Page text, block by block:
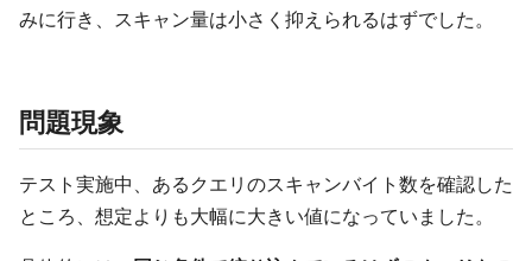
みに行き、スキャン量は小さく抑えられるはずでした。
問題現象
テスト実施中、あるクエリのスキャンバイト数を確認した
ところ、想定よりも大幅に大きい値になっていました。